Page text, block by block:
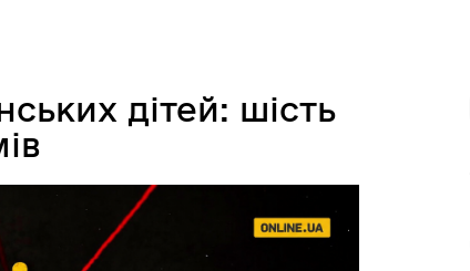
Реєстром збитків
дітей: шість